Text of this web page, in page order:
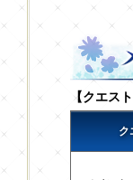
【クエス
ク